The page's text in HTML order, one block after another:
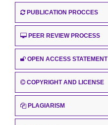
PUBLICATION PROCCES
PEER REVIEW PROCESS
OPEN ACCESS STATEMENT
COPYRIGHT AND LICENSE
PLAGIARISM